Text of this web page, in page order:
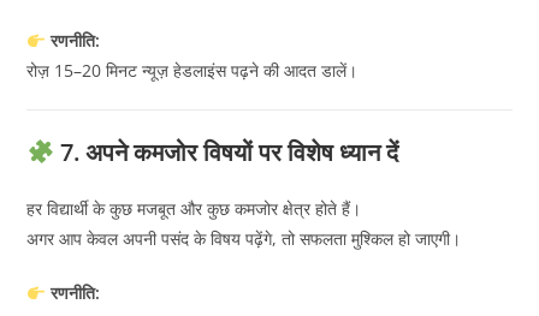
रणनीति:
रोज़ 15–20 मिनट न्यूज़ हेडलाइंस पढ़ने की आदत डालें।
7. अपने कमजोर विषयों पर विशेष ध्यान दें
हर विद्यार्थी के कुछ मजबूत और कुछ कमजोर क्षेत्र होते हैं।
अगर आप केवल अपनी पसंद के विषय पढ़ेंगे, तो सफलता मुश्किल हो जाएगी।
रणनीति: